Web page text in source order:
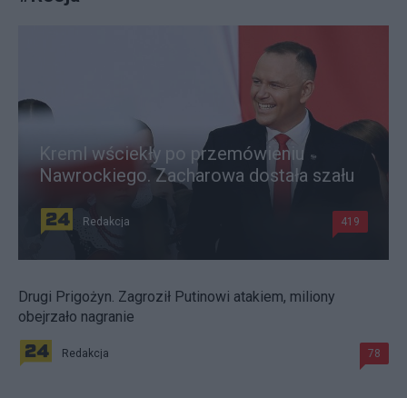
Kreml wściekły po przemówieniu
Nawrockiego. Zacharowa dostała szału
Redakcja 419
Drugi Prigożyn. Zagroził Putinowi atakiem, miliony
obejrzało nagranie
Redakcja 78